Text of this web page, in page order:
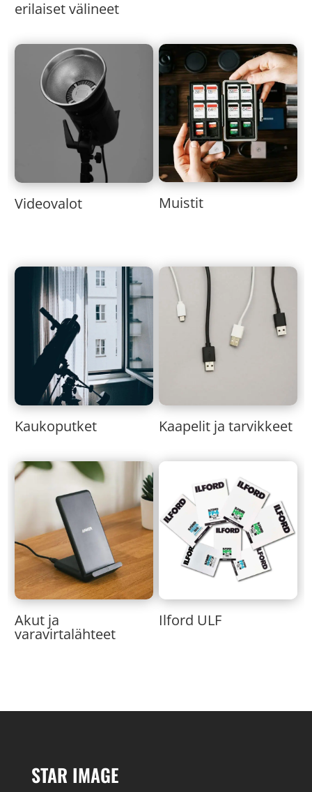
erilaiset välineet
Videovalot Muistit
Kaukoputket Kaapelit ja tarvikkeet
Akut ja
varavirtalähteet
Ilford ULF
STAR IMAGE